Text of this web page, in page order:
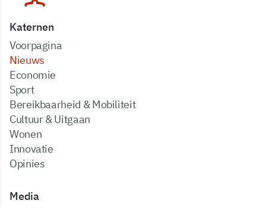
Katernen
Voorpagina
Nieuws
Economie
Sport
Bereikbaarheid & Mobiliteit
Cultuur & Uitgaan
Wonen
Innovatie
Opinies
Media